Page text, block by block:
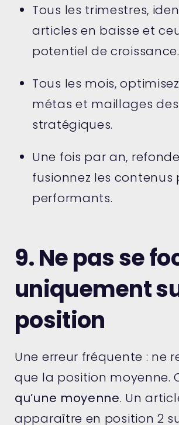
Tous les trimestres,
articles en baisse et
potentiel de croissance.
Tous les mois,
métas et maillages
stratégiques.
Une fois par an,
fusionnez les contenus
performants.
9. Ne pas se
uniquement
position
Une erreur fréquente : ne
que la position moyenne.
qu’une moyenne. Un
apparaître en position 2